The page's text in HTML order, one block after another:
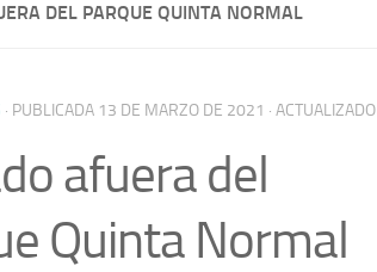
DEL PARQUE QUINTA NORMAL
· PUBLICADA 13 DE MARZO DE 2021 · ACTUALIZADO
afuera del
Quinta Normal